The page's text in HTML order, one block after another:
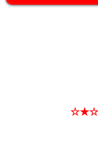
☆★☆1